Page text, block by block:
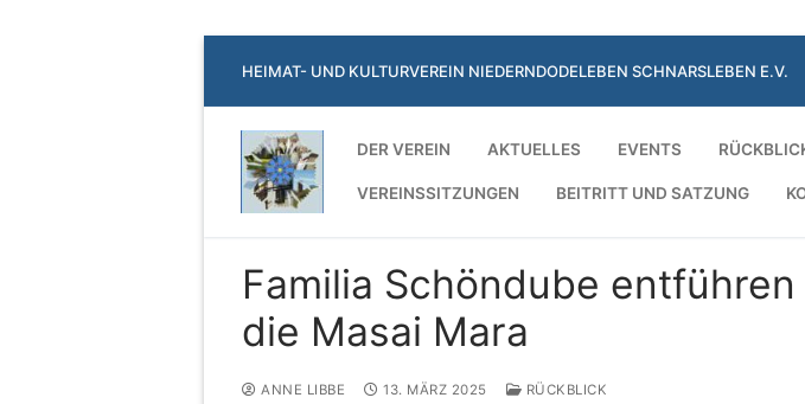
Inhalt
springen
HEIMAT- UND KULTURVEREIN NIEDERNDODELEBEN SCHNARSLEBEN E.V.
DER VEREIN AKTUELLES EVENTS
VEREINSSITZUNGEN BEITRITT UND SATZUNG
Familia Schöndube
die Masai Mara
ANNE LIBBE 13. MÄRZ 2025 RÜCKBLICK